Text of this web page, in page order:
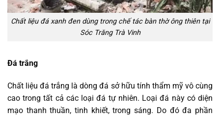
Chất liệu đá xanh đen dùng trong chế tác bàn thờ ông thiên tại
Sóc Trăng Trà Vinh
Đá trắng
Chất liệu đá trắng là dòng đá sở hữu tính thẩm mỹ vô cùng
cao trong tất cả các loại đá tự nhiên. Loại đá này có diện
mạo thanh thuần, tinh khiết, trong sáng. Do đó đa phần